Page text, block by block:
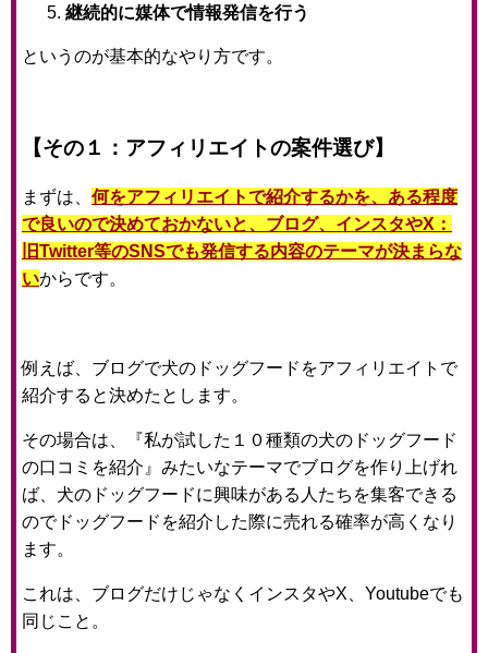
継続的に媒体で情報発信を行う
というのが基本的なやり方です。
【その１：アフィリエイトの案件選び】
まずは、 何をアフィリエイトで紹介するかを、ある程度
で良いので決めておかないと、ブログ、インスタやX：
旧Twitter等のSNSでも発信する内容のテーマが決まらな
いからです。
例えば、ブログで犬のドッグフードをアフィリエイトで
紹介すると決めたとします。
その場合は、『私が試した１０種類の犬のドッグフード
の口コミを紹介』みたいなテーマでブログを作り上げれ
ば、犬のドッグフードに興味がある人たちを集客できる
のでドッグフードを紹介した際に売れる確率が高くなり
ます。
これは、ブログだけじゃなくインスタやX、Youtubeでも
同じこと。